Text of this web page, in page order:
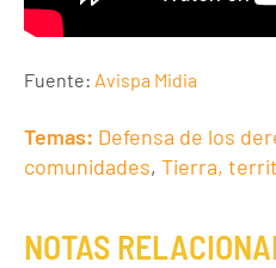
Fuente: Avispa Midia
Temas: Defensa de los
comunidades, Tierra,
NOTAS